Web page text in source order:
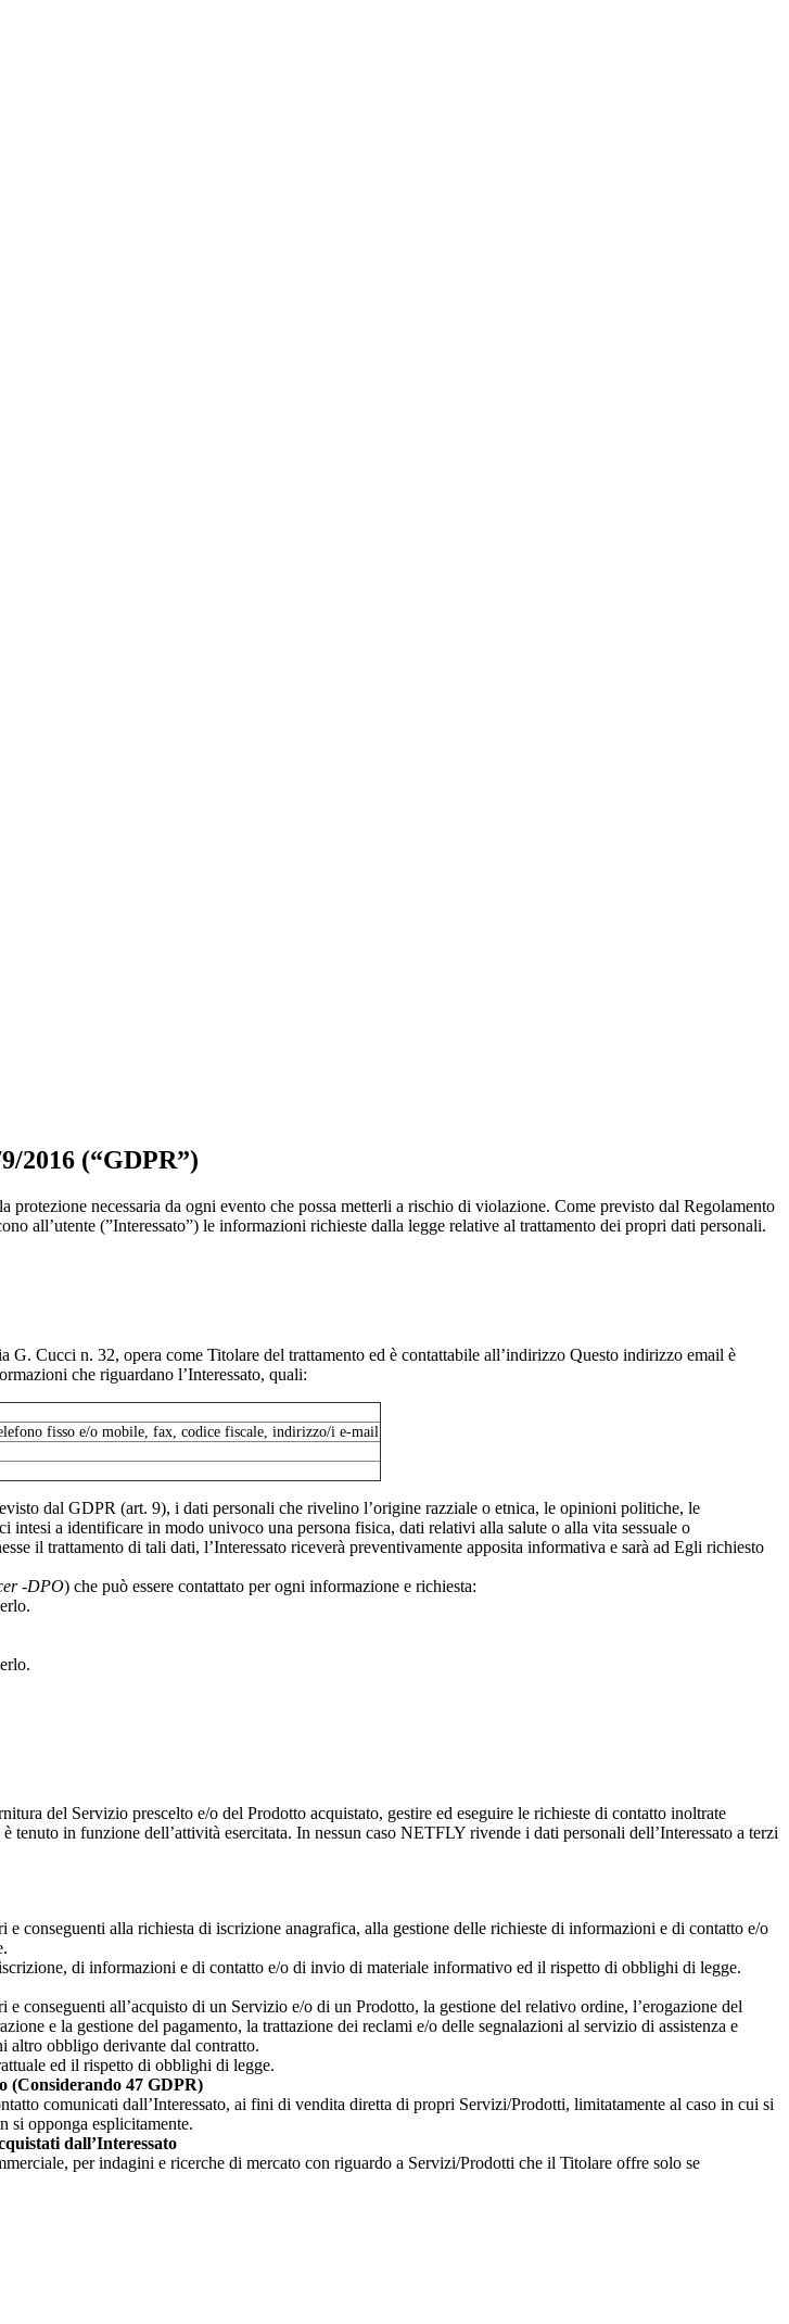
2016 (“GDPR”)
necessaria da ogni evento che possa metterli a rischio di violazione. Come previsto dal Regolamento
all’utente (”Interessato”) le informazioni richieste dalla legge relative al trattamento dei propri dati personali.
Cucci n. 32, opera come Titolare del trattamento ed è contattabile all’indirizzo Questo indirizzo email è
che riguardano l’Interessato, quali:
fisso e/o mobile, fax, codice fiscale, indirizzo/i e-mail
dal GDPR (art. 9), i dati personali che rivelino l’origine razziale o etnica, le opinioni politiche, le
a identificare in modo univoco una persona fisica, dati relativi alla salute o alla vita sessuale o
il trattamento di tali dati, l’Interessato riceverà preventivamente apposita informativa e sarà ad Egli richiesto
-DPO) che può essere contattato per ogni informazione e richiesta:
del Servizio prescelto e/o del Prodotto acquistato, gestire ed eseguire le richieste di contatto inoltrate
in funzione dell’attività esercitata. In nessun caso NETFLY rivende i dati personali dell’Interessato a terzi
conseguenti alla richiesta di iscrizione anagrafica, alla gestione delle richieste di informazioni e di contatto e/o
di informazioni e di contatto e/o di invio di materiale informativo ed il rispetto di obblighi di legge.
conseguenti all’acquisto di un Servizio e/o di un Prodotto, la gestione del relativo ordine, l’erogazione del
e la gestione del pagamento, la trattazione dei reclami e/o delle segnalazioni al servizio di assistenza e
altro obbligo derivante dal contratto.
ed il rispetto di obblighi di legge.
(Considerando 47 GDPR)
comunicati dall’Interessato, ai fini di vendita diretta di propri Servizi/Prodotti, limitatamente al caso in cui si
si opponga esplicitamente.
dall’Interessato
per indagini e ricerche di mercato con riguardo a Servizi/Prodotti che il Titolare offre solo se